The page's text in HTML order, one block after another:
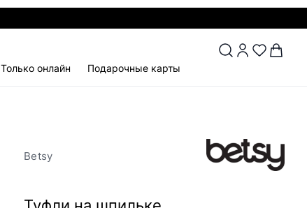
Только онлайн Подарочные карты
Betsy